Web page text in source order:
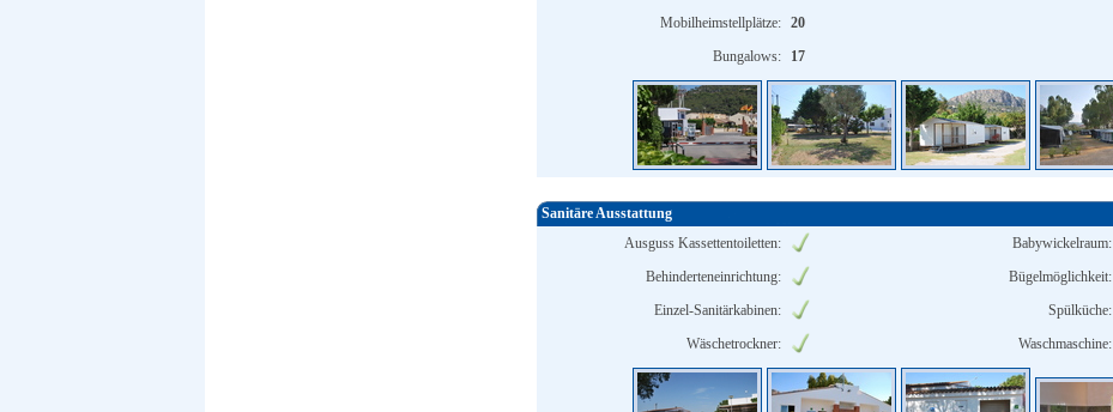
Mobilheimstellplätze: 20
Bungalows:
17
Sanitäre Ausstattung
Ausguss Kassettentoiletten:
Babywickelraum:
Behinderteneinrichtung:
Bügelmöglichkeit:
Einzel-Sanitärkabinen:
Spülküche:
Wäschetrockner:
Waschmaschine: